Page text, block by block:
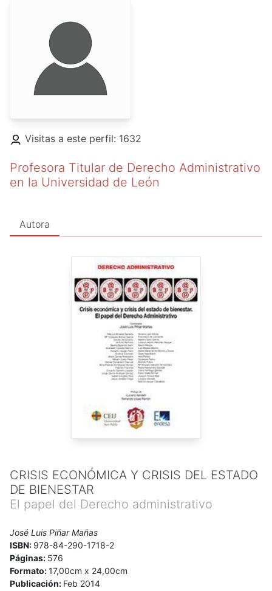
Visitas a este perfil: 1632
Profesora Titular de Derecho Administrativo
en la Universidad de León
Autora
CRISIS ECONÓMICA Y CRISIS DEL ESTADO
DE BIENESTAR
El papel del Derecho administrativo
José Luis Piñar Mañas
ISBN: 978-84-290-1718-2
Páginas: 576
Formato:17,00cm x 24,00cm
Publicación: Feb 2014